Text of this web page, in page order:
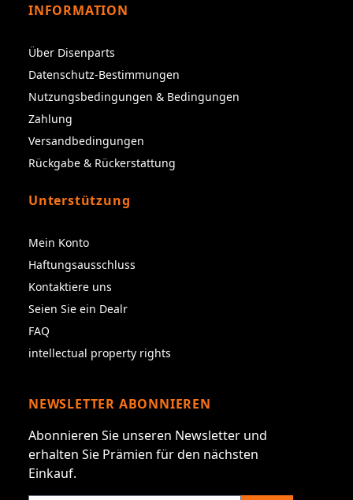
INFORMATION
Über Disenparts
Datenschutz-Bestimmungen
Nutzungsbedingungen & Bedingungen
Zahlung
Versandbedingungen
Rückgabe & Rückerstattung
Unterstützung
Mein Konto
Haftungsausschluss
Kontaktiere uns
Seien Sie ein Dealr
FAQ
intellectual property rights
NEWSLETTER ABONNIEREN
Abonnieren Sie unseren Newsletter und
erhalten Sie Prämien für den nächsten
Einkauf.